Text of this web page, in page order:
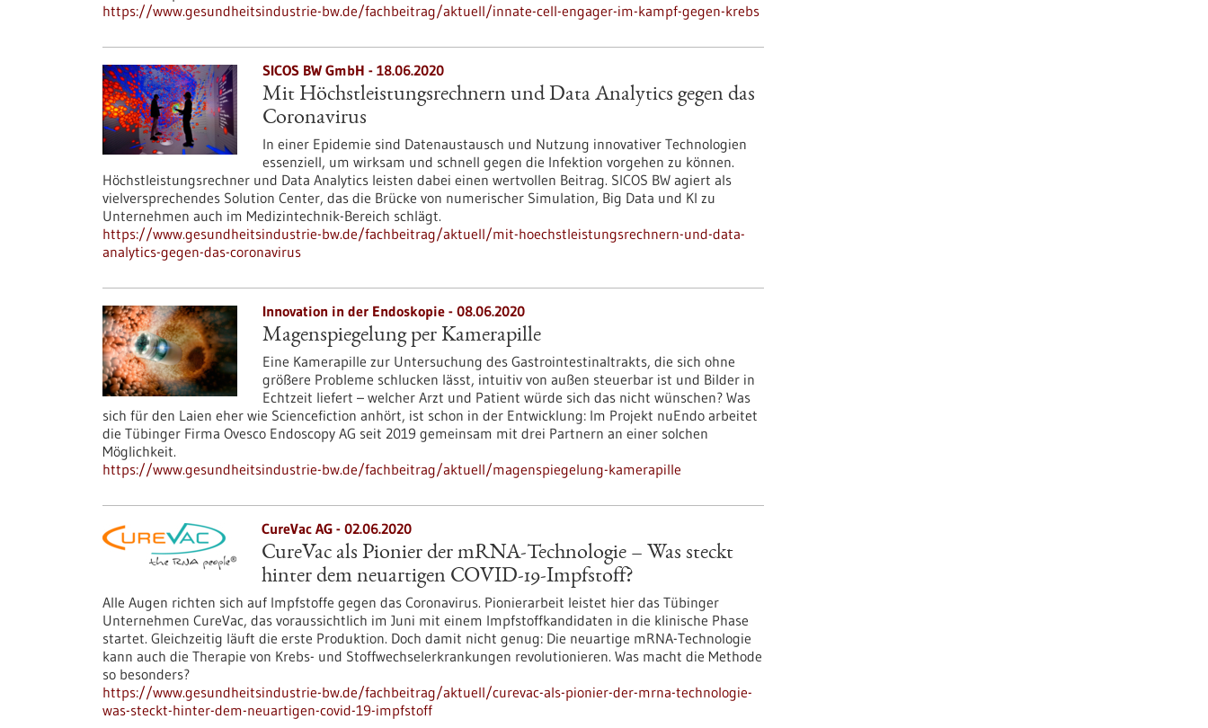
https://www.gesundheitsindustrie-bw.de/fachbeitrag/aktuell/innate-cell-engager-im-kampf-gegen-krebs
SICOS BW GmbH - 18.06.2020
Mit Höchstleistungsrechnern und Data Analytics gegen das
Coronavirus
In einer Epidemie sind Datenaustausch und Nutzung innovativer Technologien
essenziell, um wirksam und schnell gegen die Infektion vorgehen zu können.
Höchstleistungsrechner und Data Analytics leisten dabei einen wertvollen Beitrag. SICOS BW agiert als
vielversprechendes Solution Center, das die Brücke von numerischer Simulation, Big Data und KI zu
Unternehmen auch im Medizintechnik-Bereich schlägt.
https://www.gesundheitsindustrie-bw.de/fachbeitrag/aktuell/mit-hoechstleistungsrechnern-und-data-
analytics-gegen-das-coronavirus
Innovation in der Endoskopie - 08.06.2020
Magenspiegelung per Kamerapille
Eine Kamerapille zur Untersuchung des Gastrointestinaltrakts, die sich ohne
größere Probleme schlucken lässt, intuitiv von außen steuerbar ist und Bilder in
Echtzeit liefert – welcher Arzt und Patient würde sich das nicht wünschen? Was
sich für den Laien eher wie Sciencefiction anhört, ist schon in der Entwicklung: Im Projekt nuEndo arbeitet
die Tübinger Firma Ovesco Endoscopy AG seit 2019 gemeinsam mit drei Partnern an einer solchen
Möglichkeit.
https://www.gesundheitsindustrie-bw.de/fachbeitrag/aktuell/magenspiegelung-kamerapille
CureVac AG - 02.06.2020
CureVac als Pionier der mRNA-Technologie – Was steckt
hinter dem neuartigen COVID-19-Impfstoff?
Alle Augen richten sich auf Impfstoffe gegen das Coronavirus. Pionierarbeit leistet hier das Tübinger
Unternehmen CureVac, das voraussichtlich im Juni mit einem Impfstoffkandidaten in die klinische Phase
startet. Gleichzeitig läuft die erste Produktion. Doch damit nicht genug: Die neuartige mRNA-Technologie
kann auch die Therapie von Krebs- und Stoffwechselerkrankungen revolutionieren. Was macht die Methode
so besonders?
https://www.gesundheitsindustrie-bw.de/fachbeitrag/aktuell/curevac-als-pionier-der-mrna-technologie-
was-steckt-hinter-dem-neuartigen-covid-19-impfstoff